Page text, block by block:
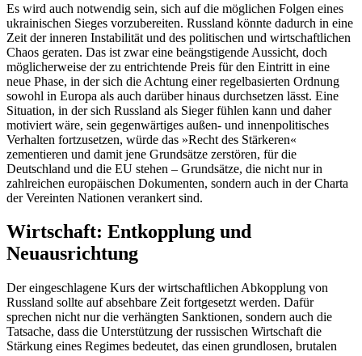
Es wird auch notwendig sein, sich auf die möglichen Folgen eines
ukrainischen Sieges vorzubereiten. Russland könnte dadurch in eine
Zeit der inneren Instabilität und des politischen und wirtschaftlichen
Chaos geraten. Das ist zwar eine beängstigende Aussicht, doch
mög­licherweise der zu ent­richtende Preis für den Eintritt in eine
neue Phase, in der sich die Achtung einer regel­basierten Ordnung
sowohl in Europa als auch darüber hinaus durchsetzen lässt. Eine
Situation, in der sich Russland als Sieger fühlen kann und daher
motiviert wäre, sein gegenwärtiges außen- und innenpolitisches
Verhalten fortzusetzen, würde das »Recht des Stärkeren«
zementieren und damit jene Grundsätze zerstören, für die
Deutschland und die EU stehen – Grundsätze, die nicht nur in
zahlreichen europäischen Dokumenten, sondern auch in der Charta
der Ver­einten Nationen verankert sind.
Wirtschaft: Entkopplung und
Neuausrichtung
Der eingeschlagene Kurs der wirtschaft­lichen Abkopplung von
Russland sollte auf absehbare Zeit fortgesetzt werden. Dafür
sprechen nicht nur die verhängten Sanktio­nen, sondern auch die
Tatsache, dass die Unterstützung der russischen Wirtschaft die
Stärkung eines Regimes bedeutet, das einen grundlosen, brutalen